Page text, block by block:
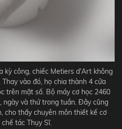
kỳ công, chiếc Metiers d'Art không
vào đó, họ chia thành 4 cửa
trên mặt số. Bộ máy cơ học 2460
ngày và thứ trong tuần. Đây cũng
cho thấy chuyên môn thiết kế cơ
tác Thụy Sĩ.